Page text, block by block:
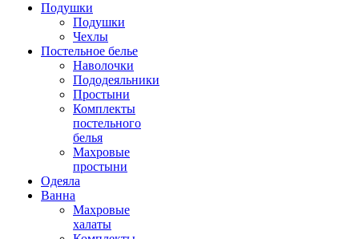
Подушки
Подушки
Чехлы
Постельное белье
Наволочки
Пододеяльники
Простыни
Комплекты
постельного
белья
Махровые
простыни
Одеяла
Ванна
Махровые
халаты